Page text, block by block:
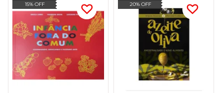
15% OFF 20% OFF